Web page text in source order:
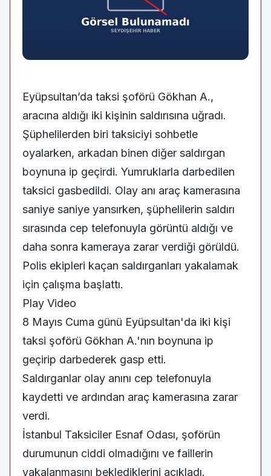
Eyüpsultan’da taksi şoförü Gökhan A.,
aracına aldığı iki kişinin saldırısına uğradı.
Şüphelilerden biri taksiciyi sohbetle
oyalarken, arkadan binen diğer saldırgan
boynuna ip geçirdi. Yumruklarla darbedilen
taksici gasbedildi. Olay anı araç kamerasına
saniye saniye yansırken, şüphelilerin saldırı
sırasında cep telefonuyla görüntü aldığı ve
daha sonra kameraya zarar verdiği görüldü.
Polis ekipleri kaçan saldırganları yakalamak
için çalışma başlattı.
Play Video
8 Mayıs Cuma günü Eyüpsultan'da iki kişi
taksi şoförü Gökhan A.'nın boynuna ip
geçirip darbederek gasp etti.
Saldırganlar olay anını cep telefonuyla
kaydetti ve ardından araç kamerasına zarar
verdi.
İstanbul Taksiciler Esnaf Odası, şoförün
durumunun ciddi olmadığını ve faillerin
yakalanmasını beklediklerini açıkladı.